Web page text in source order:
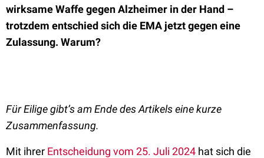
wirksame Waffe gegen Alzheimer in der Hand –
trotzdem entschied sich die EMA jetzt gegen eine
Zulassung. Warum?
Für Eilige gibt’s am Ende des Artikels eine kurze
Zusammenfassung.
Mit ihrer Entscheidung vom 25. Juli 2024 hat sich die